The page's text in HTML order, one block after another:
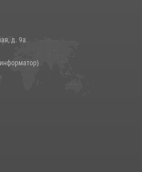
помощи (видео)
директора Росгвардии Героя России
с заместителем полномочного
Российской Федерации в Северо-
Виталием Кузнецовым
д. 9а